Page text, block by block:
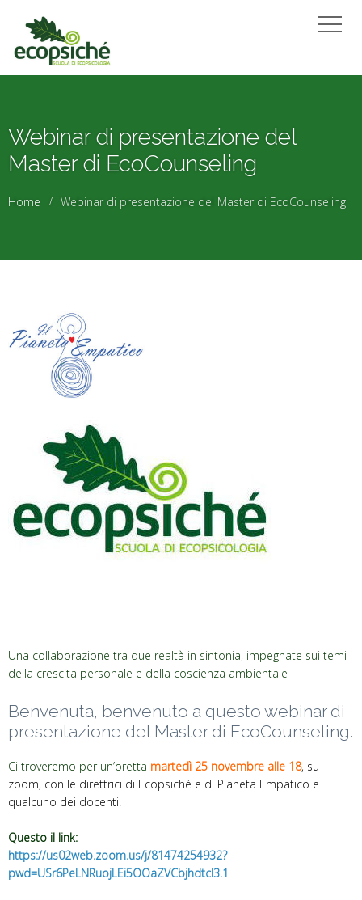
Webinar di presentazione del
Master di EcoCounseling
Home Webinar di presentazione del Master di EcoCounseling
Una collaborazione tra due realtà in sintonia, impegnate sui temi
della crescita personale e della coscienza ambientale
Benvenuta, benvenuto a questo webinar di
presentazione del Master di EcoCounseling.
Ci troveremo per un’oretta martedì 25 novembre alle 18, su
zoom, con le direttrici di Ecopsiché e di Pianeta Empatico e
qualcuno dei docenti.
Questo il link:
https://us02web.zoom.us/j/81474254932?
pwd=USr6PeLNRuojLEi5OOaZVCbjhdtcl3.1